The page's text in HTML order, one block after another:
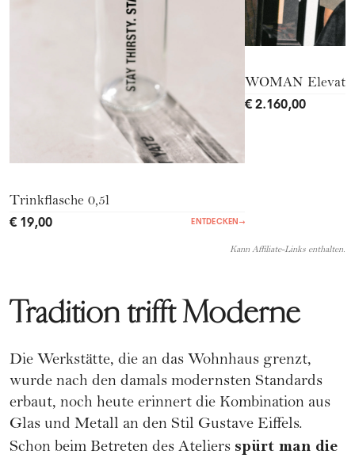
Trinkflasche 0,5l
€ 19,00 ENTDECKEN→
WOMAN Elevate
€ 2.160,00
Kann Affiliate-Links enthalten.
Tradition trifft Moderne
Die Werkstätte, die an das Wohnhaus grenzt,
wurde nach den damals modernsten Standards
erbaut, noch heute erinnert die Kombination aus
Glas und Metall an den Stil Gustave Eiffels.
Schon beim Betreten des Ateliers spürt man die